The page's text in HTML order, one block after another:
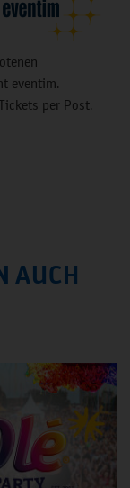
eventim.
per Post.
AUCH